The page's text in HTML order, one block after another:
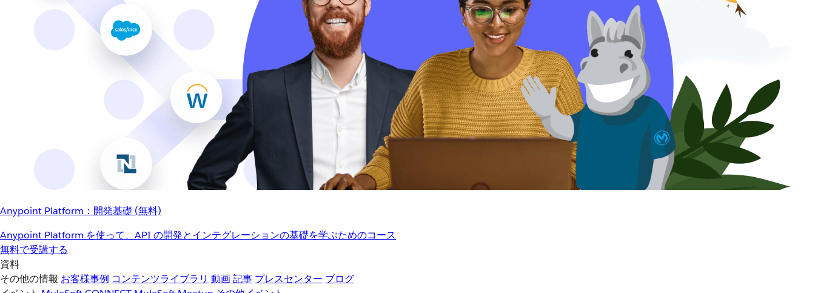
Anypoint Platform：開発基礎 (無料)
Anypoint Platform を使って、API の開発とインテグレーションの基礎を学ぶためのコース
無料で受講する
資料
その他の情報 お客様事例 コンテンツライブラリ 動画記事 プレスセンター ブログ